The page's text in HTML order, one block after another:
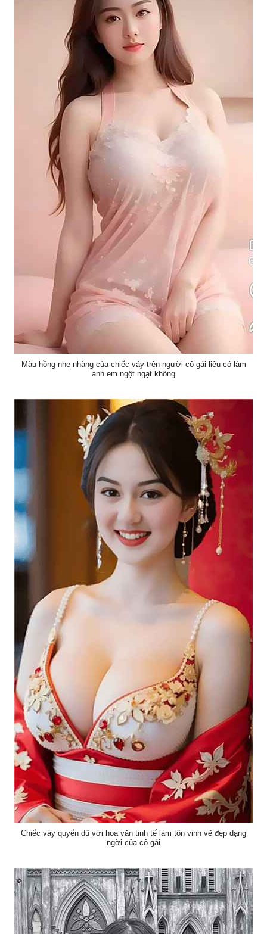
Màu hồng nhẹ nhàng của chiếc váy trên người cô gái liệu có làm
anh em ngột ngạt không
Chiếc váy quyến dũ với hoa văn tinh tế làm tôn vinh vẽ đẹp dạng
ngời của cô gái